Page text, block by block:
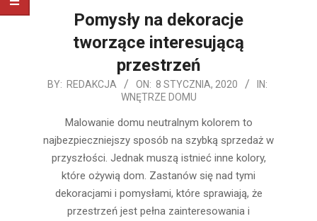
Pomysły na dekoracje
tworzące interesującą
przestrzeń
2020-
BY: REDAKCJA ON: 8 STYCZNIA, 2020
IN:
WNĘTRZE DOMU
Malowanie domu neutralnym kolorem to
najbezpieczniejszy sposób na szybką sprzedaż w
przyszłości. Jednak muszą istnieć inne kolory,
które ożywią dom. Zastanów się nad tymi
dekoracjami i pomysłami, które sprawiają, że
przestrzeń jest pełna zainteresowania i